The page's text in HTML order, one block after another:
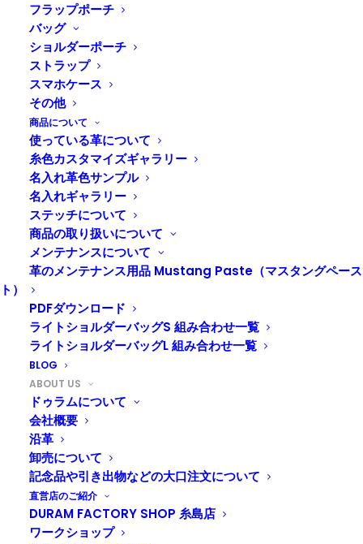
フラップポーチ
バッグ
ショルダーポーチ
ストラップ
スマホケース
その他
商品について
使っている革について
糸色カスタマイズギャラリー
名入れ革色サンプル
名入れギャラリー
ステッチについて
商品の取り扱いについて
メンテナンスについて
革のメンテナンス用品 Mustang Paste（マスタングペース
ト）
PDFダウンロード
ライトショルダーバッグS 組み合わせ一覧
ライトショルダーバッグL 組み合わせ一覧
BLOG
ABOUT US
ドゥラムについて
会社概要
沿革
卸売について
記念品や引き出物などの大口注文について
直営店のご紹介
DURAM FACTORY SHOP 糸島店
ワークショップ
ドゥラムについて